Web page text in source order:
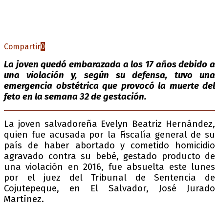
Compartir0
La joven quedó embarazada a los 17 años debido a
una violación y, según su defensa, tuvo una
emergencia obstétrica que provocó la muerte del
feto en la semana 32 de gestación.
La joven salvadoreña Evelyn Beatriz Hernández,
quien fue acusada por la Fiscalía general de su
país de haber abortado y cometido homicidio
agravado contra su bebé, gestado producto de
una violación en 2016, fue absuelta este lunes
por el juez del Tribunal de Sentencia de
Cojutepeque, en El Salvador, José Jurado
Martínez.